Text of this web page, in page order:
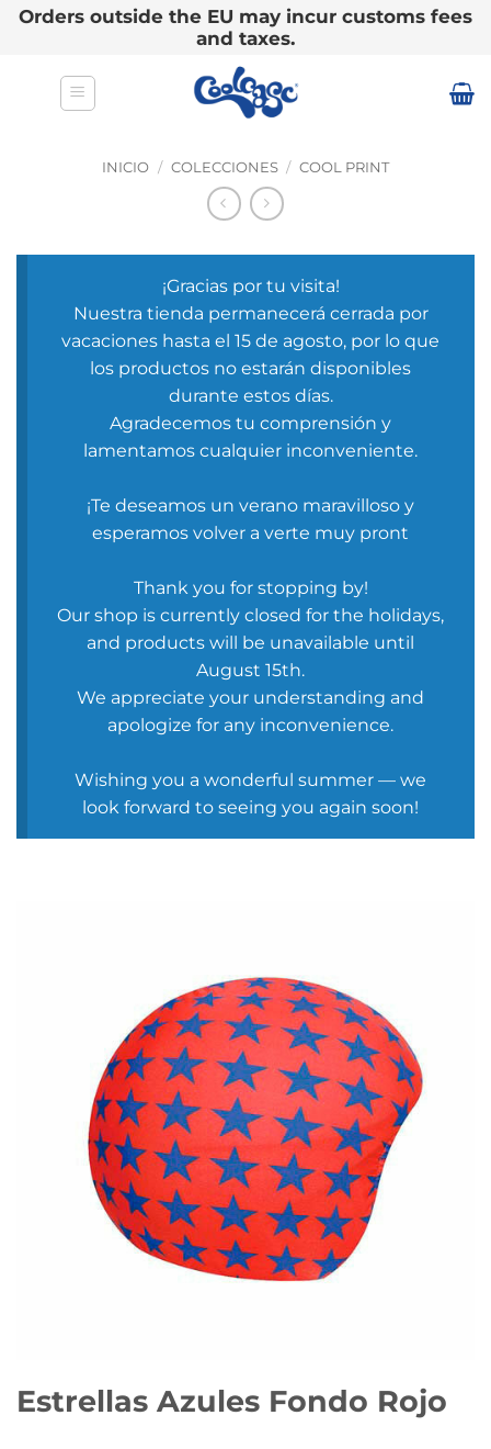
Orders outside the EU may incur customs fees
and taxes.
INICIO / COLECCIONES / COOL PRINT
¡Gracias por tu visita!
Nuestra tienda permanecerá cerrada por
vacaciones hasta el 15 de agosto, por lo que
los productos no estarán disponibles
durante estos días.
Agradecemos tu comprensión y
lamentamos cualquier inconveniente.
¡Te deseamos un verano maravilloso y
esperamos volver a verte muy pront
Thank you for stopping by!
Our shop is currently closed for the holidays,
and products will be unavailable until
August 15th.
We appreciate your understanding and
apologize for any inconvenience.
Wishing you a wonderful summer — we
look forward to seeing you again soon!
Estrellas Azules Fondo Rojo